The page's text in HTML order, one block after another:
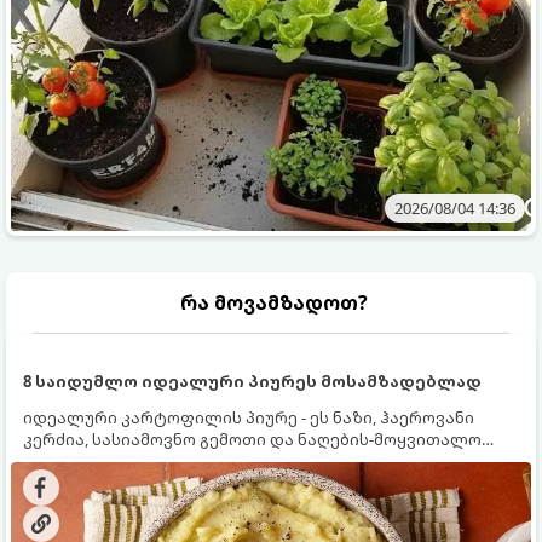
2026/08/04 14:36
რა მოვამზადოთ?
8 საიდუმლო იდეალური პიურეს მოსამზადებლად
იდეალური კარტოფილის პიურე - ეს ნაზი, ჰაეროვანი
კერძია, სასიამოვნო გემოთი და ნაღების-მოყვითალო
ფერით. მისი მომზადება ძალიან მარტივია, მაგრამ
არსებობს რამდენიმე საიდუმლო, რომლებიც უნდა
იცოდეთ, რომ პიურე იდეალურად გემრიელი გამოვიდეს.